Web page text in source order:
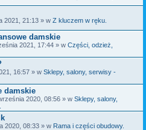
2021, 21:13 » w Z kluczem w ręku.
damskie
2021, 17:44 » w Części, odzież,
16:57 » w Sklepy, salony, serwisy -
damskie
2020, 08:56 » w Sklepy, salony,
2020, 08:33 » w Rama i części obudowy.